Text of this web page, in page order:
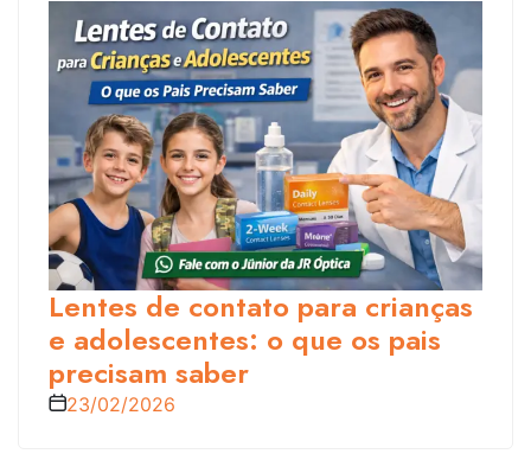
Lentes de contato para crianças
e adolescentes: o que os pais
precisam saber
23/02/2026